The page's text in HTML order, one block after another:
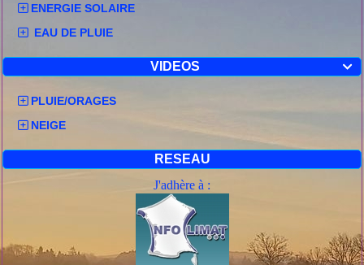
ENERGIE SOLAIRE
EAU DE PLUIE

VIDEOS
PLUIE/ORAGES
NEIGE
RESEAU
J'adhère à :